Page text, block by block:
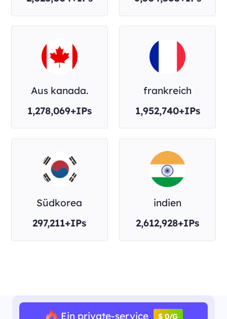
Aus kanada.
1,278,069+IPs
frankreich
1,952,740+IPs
Südkorea
297,211+IPs
indien
2,612,928+IPs
Ein private-service $ 0/G